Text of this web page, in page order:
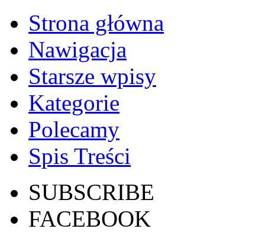
Strona główna
Nawigacja
Starsze wpisy
Kategorie
Polecamy
Spis Treści
SUBSCRIBE
FACEBOOK